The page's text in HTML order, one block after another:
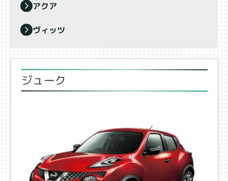
アクア
ヴィッツ
ジューク